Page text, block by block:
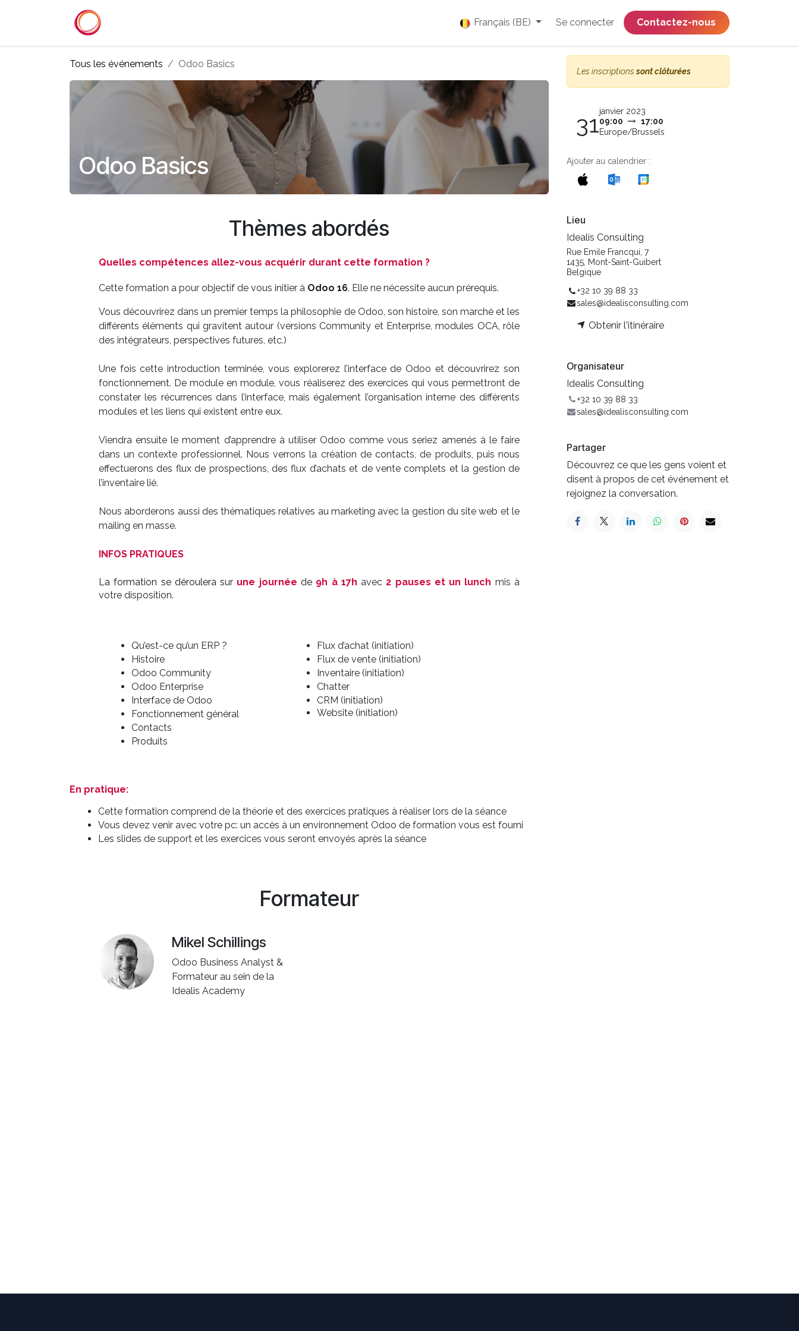
Français (BE) Se connecter ​​​​​​​​​​​​​​​​Contactez-nous
Tous les événements Odoo Basics
Odoo Basics
Thèmes abordés
Quelles compétences allez-vous acquérir durant cette formation ?
Cette formation a pour objectif de vous initier à Odoo 16. Elle ne nécessite aucun prérequis.
Vous découvrirez dans un premier temps la philosophie de Odoo, son histoire, son marché et les
différents éléments qui gravitent autour (versions Community et Enterprise, modules OCA, rôle
des intégrateurs, perspectives futures, etc.)
Une fois cette introduction terminée, vous explorerez l’interface de Odoo et découvrirez son
fonctionnement. De module en module, vous réaliserez des exercices qui vous permettront de
constater les récurrences dans l’interface, mais également l’organisation interne des différents
modules et les liens qui existent entre eux.
Viendra ensuite le moment d’apprendre à utiliser Odoo comme vous seriez amenés à le faire
dans un contexte professionnel. Nous verrons la création de contacts, de produits, puis nous
effectuerons des flux de prospections, des flux d’achats et de vente complets et la gestion de
l’inventaire lié.
Nous aborderons aussi des thématiques relatives au marketing avec la gestion du site web et le
mailing en masse.
INFOS PRATIQUES
La formation se déroulera sur une journée de 9h à 17h avec 2 pauses et un lunch mis à
votre disposition.
Qu’est-ce qu’un ERP ?
Histoire
Odoo Community
Odoo Enterprise
Interface de Odoo
Fonctionnement général
Contacts
Produits
Flux d’achat (initiation)
Flux de vente (initiation)
Inventaire (initiation)
Chatter
CRM (initiation)
Website (initiation)
En pratique:
Cette formation comprend de la théorie et des exercices pratiques à réaliser lors de la séance
Vous devez venir avec votre pc: un accès à un environnement Odoo de formation vous est fourni
Les slides de support et les exercices vous seront envoyés après la séance
Formateur
Mikel Schillings
Odoo Business Analyst &
Formateur au sein de la
Idealis Academy
Les inscriptionssont clôturées
31janvier 2023
09:00
17:00
Europe/Brussels
Ajouter au calendrier :
Lieu
Idealis Consulting
Rue Emile Francqui, 7
1435, Mont-Saint-Guibert
Belgique
+32 10 39 88 33
sales@idealisconsulting.com
Obtenir l'itinéraire
Organisateur
Idealis Consulting
+32 10 39 88 33
sales@idealisconsulting.com
Partager
Découvrez ce que les gens voient et
disent à propos de cet événement et
rejoignez la conversation.